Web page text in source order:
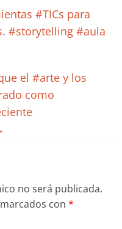
#TICs para
#storytelling #aula
el #arte y los
como
no será publicada.
con*